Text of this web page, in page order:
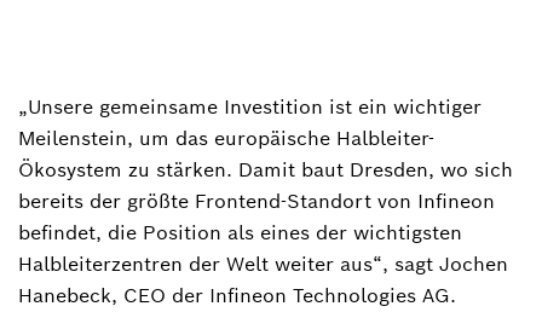
„Unsere gemeinsame Investition ist ein wichtiger
Meilenstein, um das europäische Halbleiter-
Ökosystem zu stärken. Damit baut Dresden, wo sich
bereits der größte Frontend-Standort von Infineon
befindet, die Position als eines der wichtigsten
Halbleiterzentren der Welt weiter aus“, sagt Jochen
Hanebeck, CEO der Infineon Technologies AG.